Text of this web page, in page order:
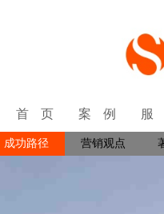
首页 案例
成功路径 营销观点